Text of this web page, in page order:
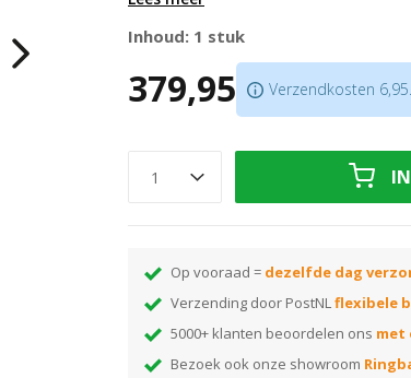
Luchtreiniging tot 40m2
Luchtbevochtiging tot 55m²
Zeer energiezuinig door speciale
Scroll naar beneden voor meer info!
moet kiezen? Leest u dan dezeblog.
Inhoud: 1 stuk
379,95 Verzendkosten
Op vooraad = dezelfde dag
Verzending door PostNLflexibele
5000+ klanten beoordelen ons met
Bezoek ook onze showroom